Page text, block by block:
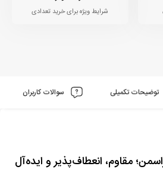
شرایط ویژه برای خرید تعدادی
توضیحات تکمیلی سوالات کاربران
متری کراسمن؛ مقاوم، انعطاف‌پذیر و ایده‌آل